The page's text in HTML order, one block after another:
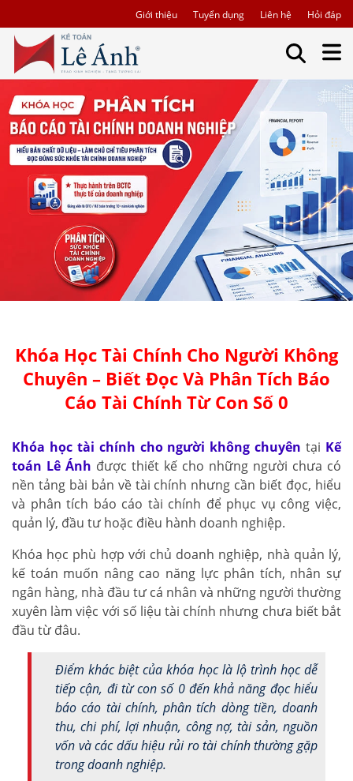
Giới thiệu Tuyển dụng Liên hệ Hỏi đáp
Khóa Học Tài Chính Cho Người Không
Chuyên – Biết Đọc Và Phân Tích Báo
Cáo Tài Chính Từ Con Số 0
Khóa học tài chính cho người không chuyên tại Kế
toán Lê Ánh được thiết kế cho những người chưa có
nền tảng bài bản về tài chính nhưng cần biết đọc, hiểu
và phân tích báo cáo tài chính để phục vụ công việc,
quản lý, đầu tư hoặc điều hành doanh nghiệp.
Khóa học phù hợp với chủ doanh nghiệp, nhà quản lý,
kế toán muốn nâng cao năng lực phân tích, nhân sự
ngân hàng, nhà đầu tư cá nhân và những người thường
xuyên làm việc với số liệu tài chính nhưng chưa biết bắt
đầu từ đâu.
Điểm khác biệt của khóa học là lộ trình học dễ
tiếp cận, đi từ con số 0 đến khả năng đọc hiểu
báo cáo tài chính, phân tích dòng tiền, doanh
thu, chi phí, lợi nhuận, công nợ, tài sản, nguồn
vốn và các dấu hiệu rủi ro tài chính thường gặp
trong doanh nghiệp.